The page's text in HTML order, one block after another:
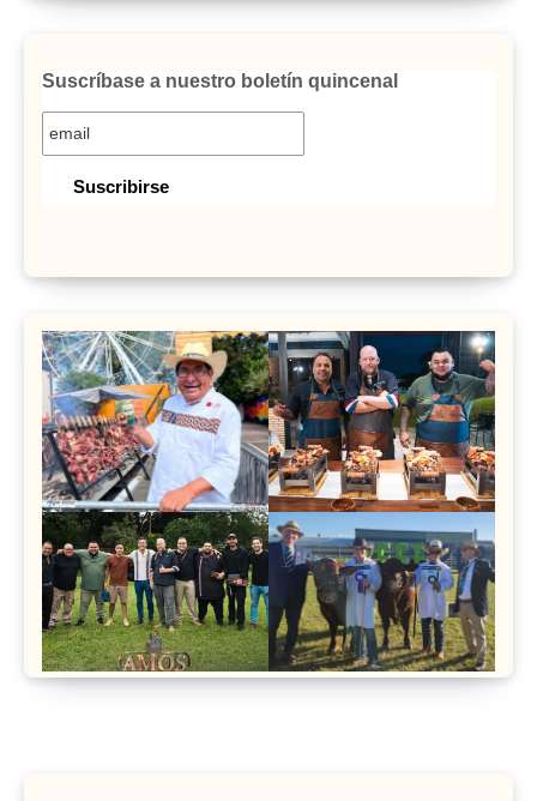
Suscríbase a nuestro boletín quincenal